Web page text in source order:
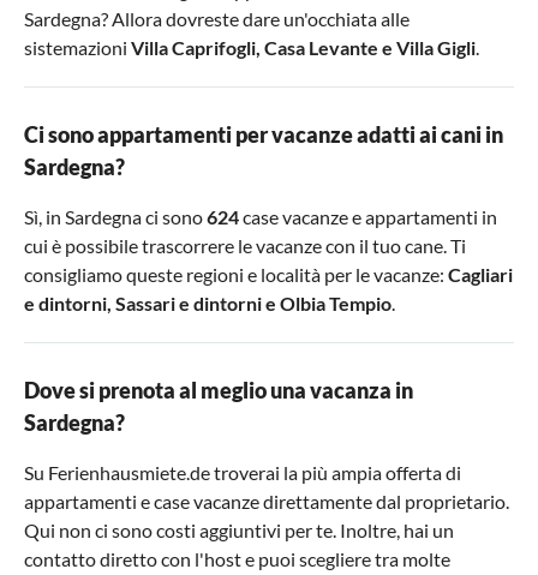
Sardegna? Allora dovreste dare un'occhiata alle
sistemazioni Villa Caprifogli, Casa Levante e Villa Gigli.
Ci sono appartamenti per vacanze adatti ai cani in
Sardegna?
Sì, in Sardegna ci sono624case vacanze e appartamenti in
cui è possibile trascorrere le vacanze con il tuo cane. Ti
consigliamo queste regioni e località per le vacanze: Cagliari
e dintorni, Sassari e dintornie Olbia Tempio.
Dove si prenota al meglio una vacanza in
Sardegna?
Su Ferienhausmiete.de troverai la più ampia offerta di
appartamenti e case vacanze direttamente dal proprietario.
Qui non ci sono costi aggiuntivi per te. Inoltre, hai un
contatto diretto con l'host e puoi scegliere tra molte